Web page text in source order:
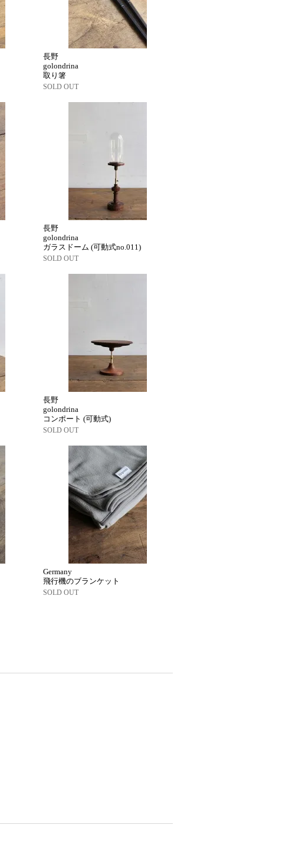
長野
golondrina
取り箸
SOLD OUT
長野
golondrina
ガラスドーム (可動式no.011)
SOLD OUT
長野
golondrina
コンポート (可動式)
SOLD OUT
Germany
飛行機のブランケット
SOLD OUT